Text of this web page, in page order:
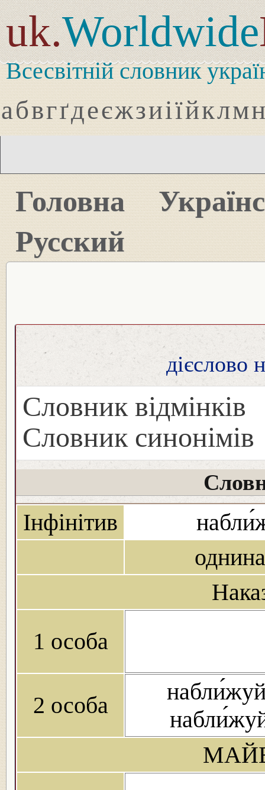
uk.Worldwide
Всесвітній словник
абвгґдеєжзиіїйклмн
Головна
Русский
дієслово
Словник відмінків
Словник синонімів
Інфінітив
однина
1 особа
2 особа